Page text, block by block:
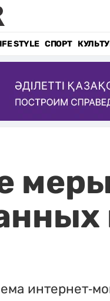
STYLE СПОРТ
интернет-